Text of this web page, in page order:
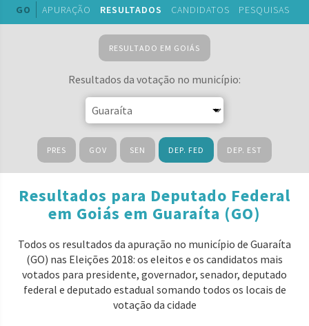
GO APURAÇÃO RESULTADOS CANDIDATOS PESQUISAS
RESULTADO EM GOIÁS
Resultados da votação no município:
PRES GOV SEN DEP. FED DEP. EST
Resultados para Deputado Federal
em Goiás em Guaraíta (GO)
Todos os resultados da apuração no município de Guaraíta
(GO) nas Eleições 2018: os eleitos e os candidatos mais
votados para presidente, governador, senador, deputado
federal e deputado estadual somando todos os locais de
votação da cidade